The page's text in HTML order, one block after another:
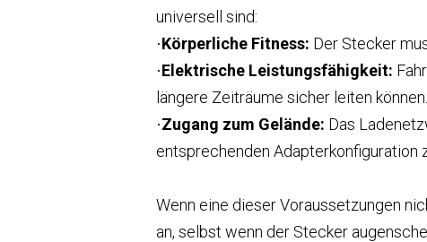
universell sind:
·Körperliche Fitness: Der Stecker
·Elektrische Leistungsfähigkeit:
längere Zeiträume sicher leiten können.
·Zugang zum Gelände: Das
entsprechenden Adapterkonfiguration
Wenn eine dieser Voraussetzungen
an, selbst wenn der Stecker